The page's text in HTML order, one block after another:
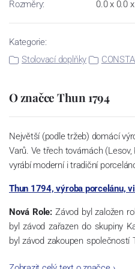
Rozměry: 0.0 x 0.0
Kategorie:
Stolovací doplňky
O značce Thun 1794
Největší (podle tržeb) domácí
Varů. Ve třech továrnách
vyrábí moderní i tradiční
Thun 1794, výroba porcelánu,
Nová Role: Závod byl založen
byl závod zařazen do skupiny
byl závod zakoupen